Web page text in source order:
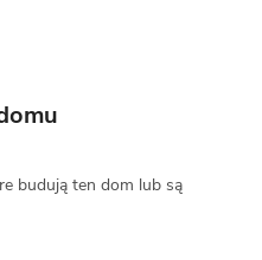
budują ten dom lub są